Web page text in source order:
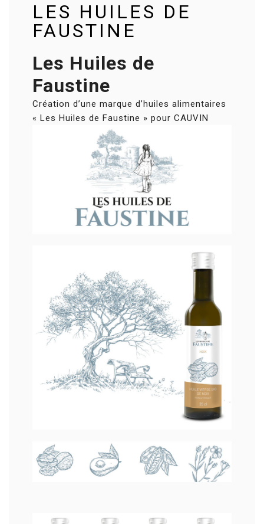
LES HUILES DE
FAUSTINE
Les Huiles de
Faustine
Création d’une marque d’huiles alimentaires
« Les Huiles de Faustine » pour CAUVIN